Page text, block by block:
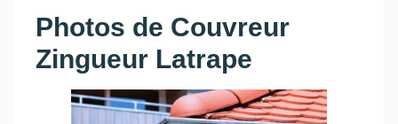
Photos de Couvreur
Zingueur Latrape